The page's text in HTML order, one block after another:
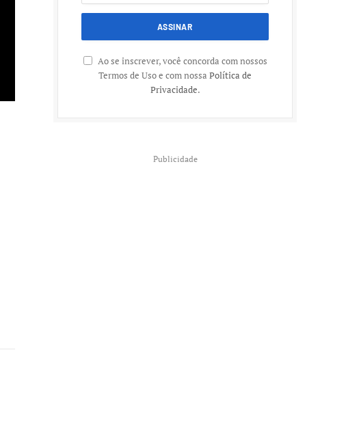
Ao se inscrever, você concorda com nossos
Termos de Uso e com nossa Política de
Privacidade.
Publicidade